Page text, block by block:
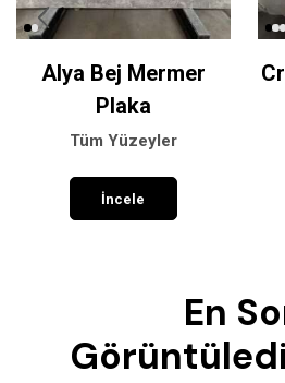
Alya Bej Mermer
Plaka
Tüm Yüzeyler
İncele
En